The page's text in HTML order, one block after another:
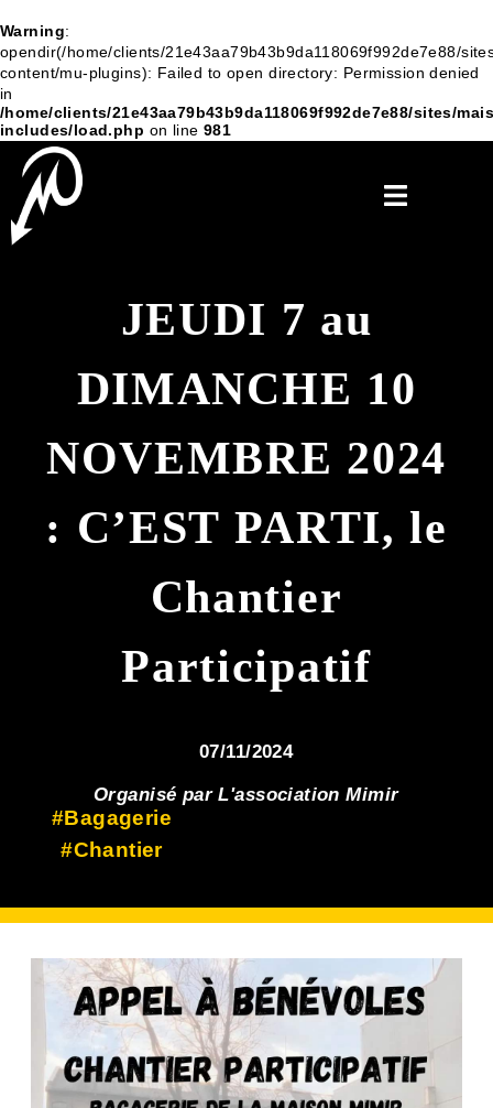
Warning:
opendir(/home/clients/21e43aa79b43b9da118069f992de7e88/
content/mu-plugins): Failed to open directory: Permission denied
in
/home/clients/21e43aa79b43b9da118069f992de7e88/sites/
includes/load.php on line 981
JEUDI 7 au
DIMANCHE 10
NOVEMBRE 2024
: C’EST PARTI, le
Chantier
Participatif
07/11/2024
Organisé par L'association Mimir
#Bagagerie
#Chantier